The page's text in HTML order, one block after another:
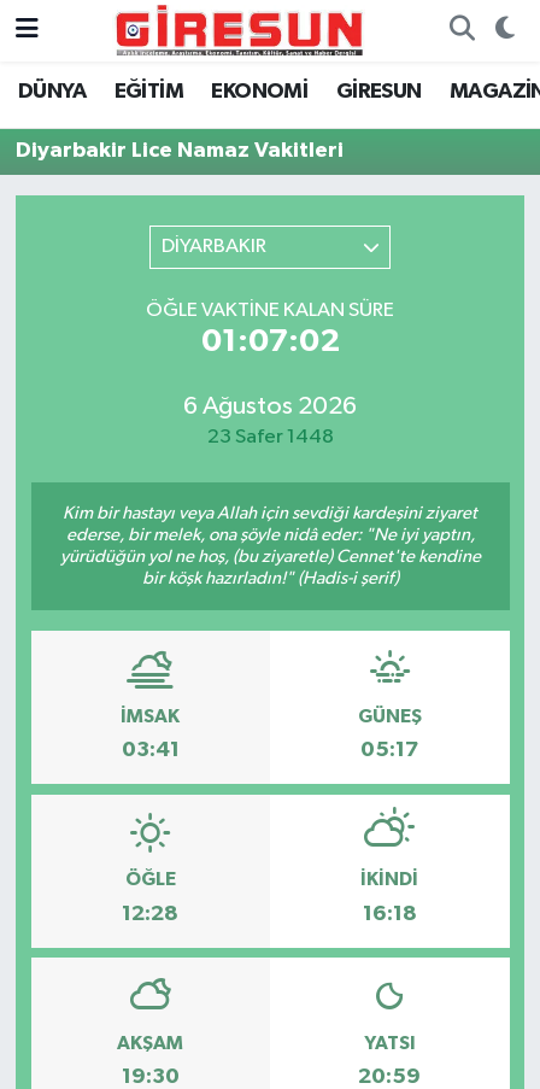
DÜNYA EĞİTİM EKONOMİ GİRESUN
Diyarbakir Lice Namaz Vakitleri
DİYARBAKIR
ÖĞLE VAKTINE KALAN SÜRE
01:07:02
6 Ağustos 2026
23 Safer 1448
Kim bir hastayı veya Allah için sevdiği kardeşini ziyaret
ederse, bir melek, ona şöyle nidâ eder: "Ne iyi yaptın,
yürüdüğün yol ne hoş, (bu ziyaretle) Cennet'te kendine
bir köşk hazırladın!" (Hadis-i şerif)
İMSAK
03:41
GÜNEŞ
05:17
ÖĞLE
12:28
İKINDI
16:18
AKŞAM
19:30
YATSI
20:59
Hava Durumu
Trafik Durumu
Tüm Manşetler
Son Dakika Haberleri